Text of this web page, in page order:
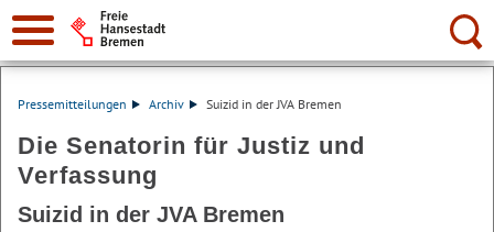
Suche:
Pressemitteilungen Archiv Suizid in der JVA Bremen
Die Senatorin für Justiz und
Verfassung
Suizid in der JVA Bremen